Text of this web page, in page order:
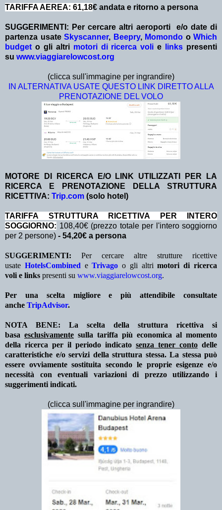
TARIFFA AEREA: 61,18€ andata e ritorno a persona
SUGGERIMENTI: Per cercare altri aeroporti e/o date di
partenza usate Skyscanner, Beepry, Momondo o Which
budget o gli altri motori di ricerca voli e links presenti
su www.viaggiarelowcost.org
(clicca sull'immagine per ingrandire)
IN ALTERNATIVA USATE QUESTO LINK DIRETTO ALLA
PRENOTAZIONE DEL VOLO
MOTORE DI RICERCA E/O LINK UTILIZZATI PER LA
RICERCA E PRENOTAZIONE DELLA STRUTTURA
RICETTIVA: Trip.com (solo hotel)
TA RIFFA STRUTTURA RICETTIVA PER INTERO
SOGGIORNO: 108,40€ (prezzo totale per l'intero soggiorno
per 2 persone) - 54,20€ a persona
SUGGERIMENTI: Per cercare altre strutture ricettive
usate HotelsCombined eTrivago o gli altrimotori di ricerca
voli e links presenti su www.viaggiarelowcost.org.
Per una scelta migliore e più attendibile consultate
anche TripAdvisor.
NOTA BENE: La scelta della struttura ricettiva si
basa esclusivamente sulla tariffa più economica al momento
della ricerca per il periodo indicato senza tener conto delle
caratteristiche e/o servizi della struttura stessa. La stessa può
essere ovviamente sostituita secondo le proprie esigenze e/o
necessità con eventuali variazioni di prezzo utilizzando i
suggerimenti indicati.
(clicca sull'immagine per ingrandire)